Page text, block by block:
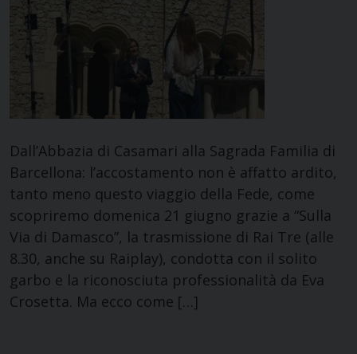
Dall’Abbazia di Casamari alla Sagrada Familia di
Barcellona: l’accostamento non è affatto ardito,
tanto meno questo viaggio della Fede, come
scopriremo domenica 21 giugno grazie a “Sulla
Via di Damasco”, la trasmissione di Rai Tre (alle
8.30, anche su Raiplay), condotta con il solito
garbo e la riconosciuta professionalità da Eva
Crosetta. Ma ecco come […]